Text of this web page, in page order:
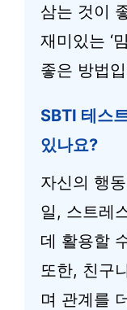
삼는 것이
재미있는 ‘
좋은 방법
SBTI 테스
있나요?
자신의 행
일, 스트레
데 활용할
또한, 친구
며 관계를